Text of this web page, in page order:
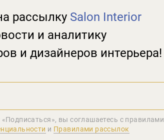
рассылку Salon Interior
и аналитику
и дизайнеров интерьера!
вы соглашаетеcь с правилами
и Правилами рассылок